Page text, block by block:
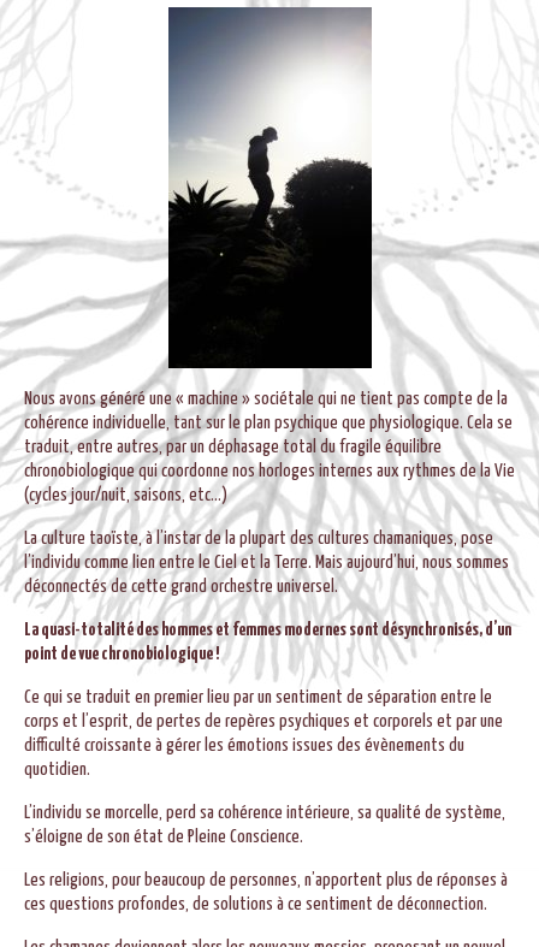
Nous avons généré une « machine » sociétale qui ne tient pas compte de la
cohérence individuelle, tant sur le plan psychique que physiologique. Cela se
traduit, entre autres, par un déphasage total du fragile équilibre
chronobiologique qui coordonne nos horloges internes aux rythmes de la Vie
(cycles jour/nuit, saisons, etc…)
La culture taoïste, à l’instar de la plupart des cultures chamaniques, pose
l’individu comme lien entre le Ciel et la Terre. Mais aujourd’hui, nous sommes
déconnectés de cette grand orchestre universel.
La quasi-totalité des hommes et femmes modernes sont désynchronisés, d’un
point de vue chronobiologique !
Ce qui se traduit en premier lieu par un sentiment de séparation entre le
corps et l’esprit, de pertes de repères psychiques et corporels et par une
difficulté croissante à gérer les émotions issues des évènements du
quotidien.
L’individu se morcelle, perd sa cohérence intérieure, sa qualité de système,
s’éloigne de son état de Pleine Conscience.
Les religions, pour beaucoup de personnes, n’apportent plus de réponses à
ces questions profondes, de solutions à ce sentiment de déconnection.